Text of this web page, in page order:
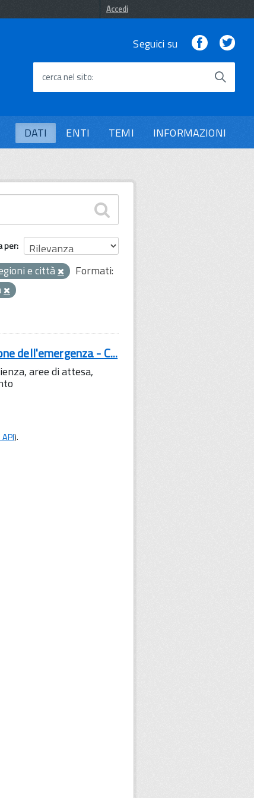
Accedi
Seguici su Facebook
cerca nel sito
DATI ENTI TEMI INFORMAZIONI
per
e città
Formati:
dell'emergenza - C...
aree di attesa,
).